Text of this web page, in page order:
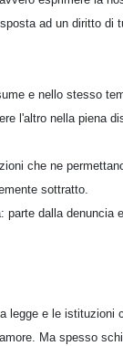
ad un diritto di
e nello stesso
l'altro nella piena
che ne
sottratto.
dalla denuncia
legge e le istituzioni
Ma spesso